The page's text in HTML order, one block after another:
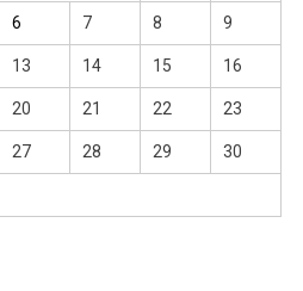
6 7 8 9
13 14 15 16
20 21 22 23
27 28 29 30